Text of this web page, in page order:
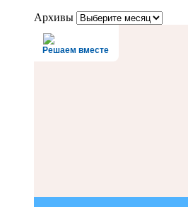
Архивы
Решаем вместе